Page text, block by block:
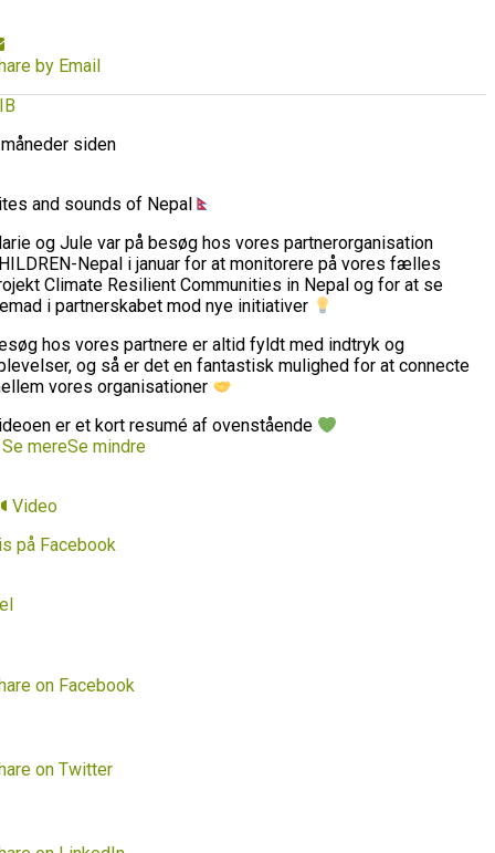
by Email
siden
and sounds of Nepal
og Jule var på besøg hos vores partnerorganisation
Nepal i januar for at monitorere på vores fælles
Climate Resilient Communities in Nepal og for at se
i partnerskabet mod nye initiativer
hos vores partnere er altid fyldt med indtryk og
og så er det en fantastisk mulighed for at connecte
vores organisationer
er et kort resumé af ovenstående
Se mereSe mindre
Video
på Facebook
on Facebook
on Twitter